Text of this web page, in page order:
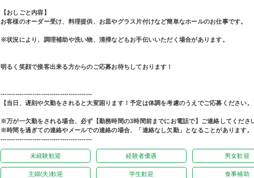
【おしごと内容】
お客様のオーダー受け、料理提供、お皿やグラス片付けなど簡単なホールのお仕事です。
※状況により、調理補助や洗い物、清掃などもお手伝いいただく場合があります。
明るく笑顔で接客出来る方からのご応募お待ちしております！
-------------------------------------------
【当日、遅刻や欠勤をされると大変困ります！予定は体調を考慮のうえでご応募ください
※万が一欠勤をされる場合、必ず【勤務時間の3時間前までにお電話で】ご連絡してくださ
※時間を過ぎての連絡やメールでの連絡の場合、「連絡なし欠勤」となることがあります。
-------------------------------------------
未経験歓迎 経験者優遇 男女歓迎
主婦(夫)歓迎 学生歓迎 食事補助